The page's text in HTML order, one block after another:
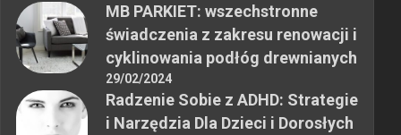
MB PARKIET: wszechstronne
świadczenia z zakresu renowacji i
cyklinowania podłóg drewnianych
29/02/2024
Radzenie Sobie z ADHD: Strategie
i Narzędzia Dla Dzieci i Dorosłych